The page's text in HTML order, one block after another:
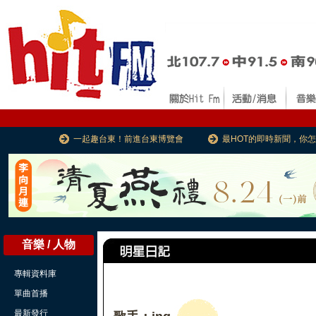
一起趣台東！前進台東博覽會 最HOT的即時新聞，你
音樂 / 人物
專輯資料庫
單曲首播
最新發行